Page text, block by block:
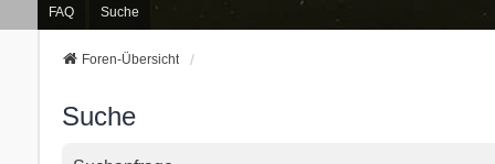
FAQ Suche
Foren-Übersicht
Suche